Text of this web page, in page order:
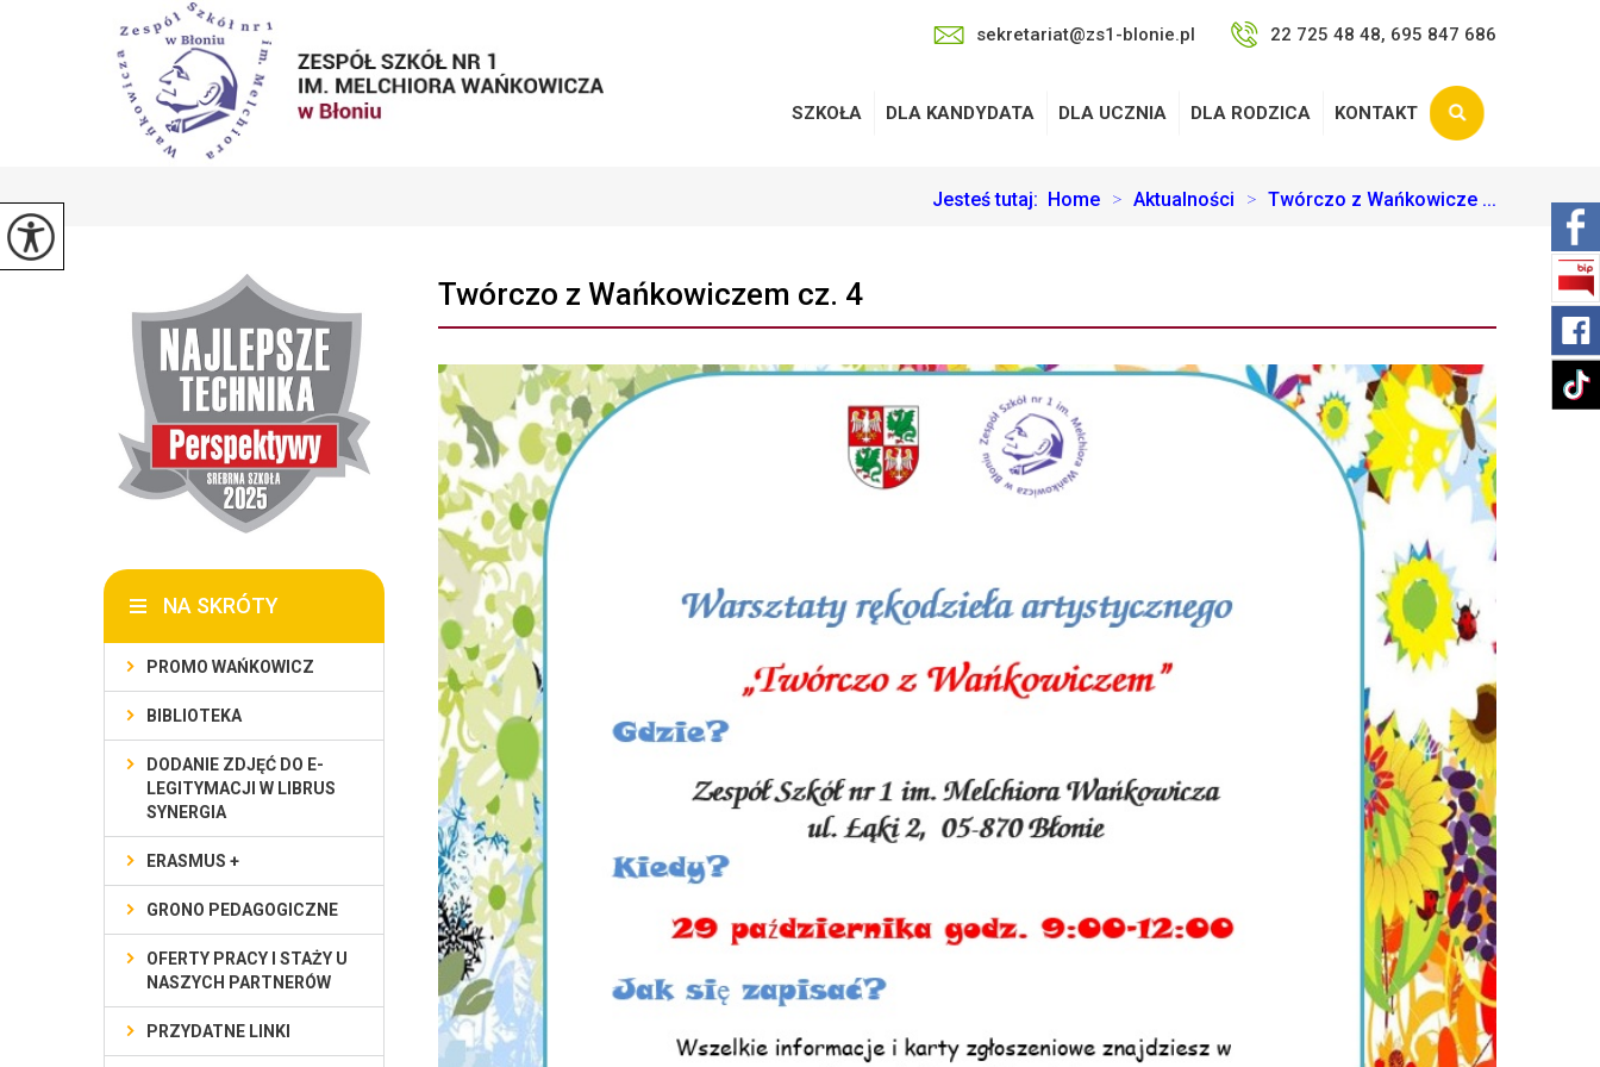
sekretariat@zs1-blonie.pl 22 725 48 48, 695 847 686
SZKOŁA DLA KANDYDATA DLA UCZNIA DLA RODZICA KONTAKT
Jesteś tutaj: Home > Aktualności > Twórczo z Wańkowicze ...
Twórczo z Wańkowiczem cz. 4
NA SKRÓTY
PROMO WAŃKOWICZ
BIBLIOTEKA
DODANIE ZDJĘĆ DO E-
LEGITYMACJI W LIBRUS
SYNERGIA
ERASMUS +
GRONO PEDAGOGICZNE
OFERTY PRACY I STAŻY U
NASZYCH PARTNERÓW
PRZYDATNE LINKI